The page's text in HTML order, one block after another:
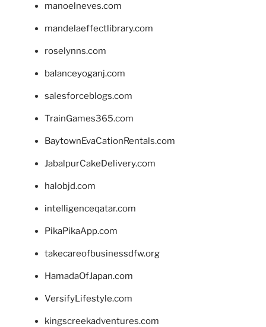
manoelneves.com
mandelaeffectlibrary.com
roselynns.com
balanceyoganj.com
salesforceblogs.com
TrainGames365.com
BaytownEvaCationRentals.com
JabalpurCakeDelivery.com
halobjd.com
intelligenceqatar.com
PikaPikaApp.com
takecareofbusinessdfw.org
HamadaOfJapan.com
VersifyLifestyle.com
kingscreekadventures.com